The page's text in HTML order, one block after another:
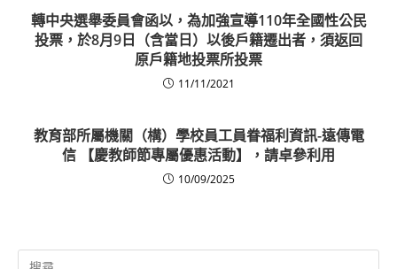
轉中央選舉委員會函以，為加強宣導110年全國性公民
投票，於8月9日（含當日）以後戶籍遷出者，須返回
原戶籍地投票所投票
11/11/2021
教育部所屬機關（構）學校員工員眷福利資訊-遠傳電
信 【慶教師節專屬優惠活動】，請卓參利用
10/09/2025
Search